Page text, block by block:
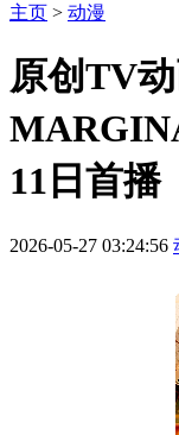
主页 > 动漫
原创TV
11日首播
2026-05-27 03:24:56